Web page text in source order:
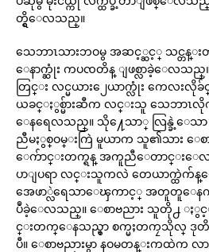
တ္ရွိေလသည္။
သေဘာၤသားဘဝမွ အဆင့္ဆင့္ သင္တန္း
ေနာက္ဆုံး ကပၸတိန္ ျဖစ္လာခဲ့ေလသ
တြင္း လင္မယား၂ေယာက္လုံး ကေလး
ယခင္ႏွစ္မ်ားဆီက လင္းသူ သေဘာၤလိုက္
ေနရေလသည္။ သို႔ေသာ္ လြန္ခဲ့ေသာ
ညီမႏွစ္ဝမ္းကြဲ မူယာက သူ၏သား ေစ
ေက်ာင္းတက္ရန္ အကူညီေတာင္းေ
ပာျပရာ လင္းသူကလဲ တေယာက္ထဲက်န္
အေဖာ္လဲရေသာေၾကာင့္ အတူတူေနက
ပဳခဲ့ေလသည္။ ေစာဗညား သူတို႕ ႏွ
င္းတက္ေနသည္မွာ စက္မႈတကၠသိုလ္ ဒု
ပီ။ ေစာဗညားမွာ နဝမတန္းကထဲက